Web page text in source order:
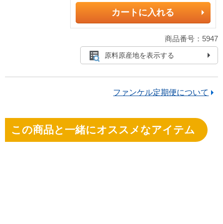
カートに入れる
商品番号：5947
原料原産地を表示する
ファンケル定期便について
この商品と一緒にオススメなアイテム